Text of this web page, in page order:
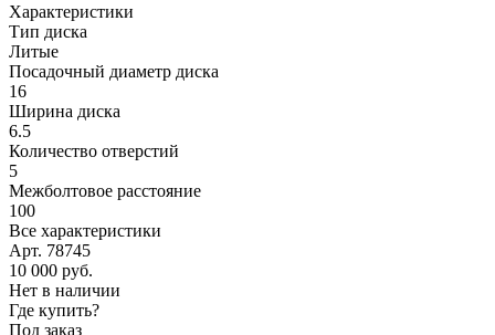
Характеристики
Тип диска
Литые
Посадочный диаметр диска
16
Ширина диска
6.5
Количество отверстий
5
Межболтовое расстояние
100
Все характеристики
Арт. 78745
10 000 руб.
Нет в наличии
Где купить?
Под заказ